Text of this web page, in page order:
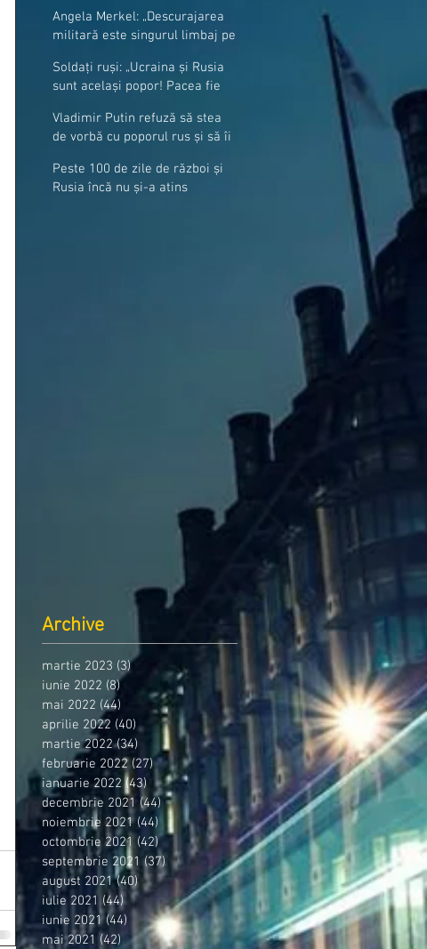
Angela Merkel: „Descurajarea
militară este singurul limbaj pe
Soldați ruși: „Ucraina și Rusia
sunt același popor! Pacea fie
Vladimir Putin refuză să stea
de vorbă cu poporul rus și să îi
Peste 100 de zile de război și
Rusia încă nu și-a atins
Archive
martie 2023 (3)3 postări
iunie 2022 (8)8 postări
mai 2022 (44) 44 postări
aprilie 2022 (40)40 postări
martie 2022 (34) 34 postări
februarie 2022 (27)27 postări
ianuarie 2022 (43) 43 postări
decembrie 2021 (44)44 postări
noiembrie 2021 (44) 44 postări
octombrie 2021 (42)42 postări
septembrie 2021 (37)37 postări
august 2021 (40)40 postări
iulie 2021 (44)44 postări
iunie 2021 (44) 44 postări
mai 2021 (42) 42 postări